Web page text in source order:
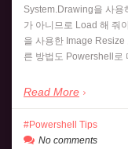
System.Drawing을 사용
가 아니므로 Load 해 줘
을 사용한 Image
른 방법도 Powershell로
Read More
Powershell Tips
No comments